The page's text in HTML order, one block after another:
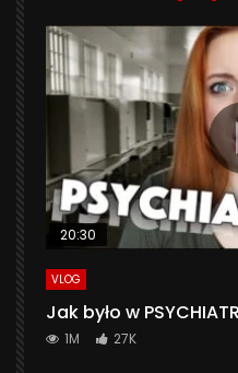
20:30
VLOG
Jak było w
1M 27K